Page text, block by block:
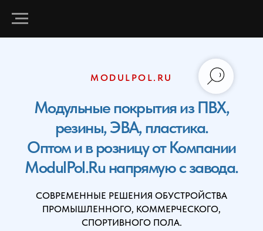
MODULPOL.RU
Модульные покрытия из ПВХ,
резины, ЭВА, пластика.
Оптом и в розницу от Компании
ModulPol.Ru напрямую с завода.
СОВРЕМЕННЫЕ РЕШЕНИЯ ОБУСТРОЙСТВА
ПРОМЫШЛЕННОГО, КОММЕРЧЕСКОГО,
СПОРТИВНОГО ПОЛА.